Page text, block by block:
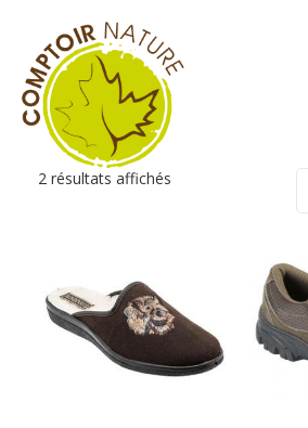
2 résultats affichés